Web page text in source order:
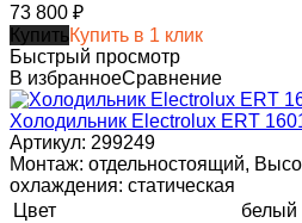
73 800 ₽
КупитьКупить в 1 клик
Быстрый просмотр
В избранноеСравнение
Холодильник Electrolux ERT
Артикул: 299249
Монтаж: отдельностоящий,
охлаждения: статическая
Цвет
белый